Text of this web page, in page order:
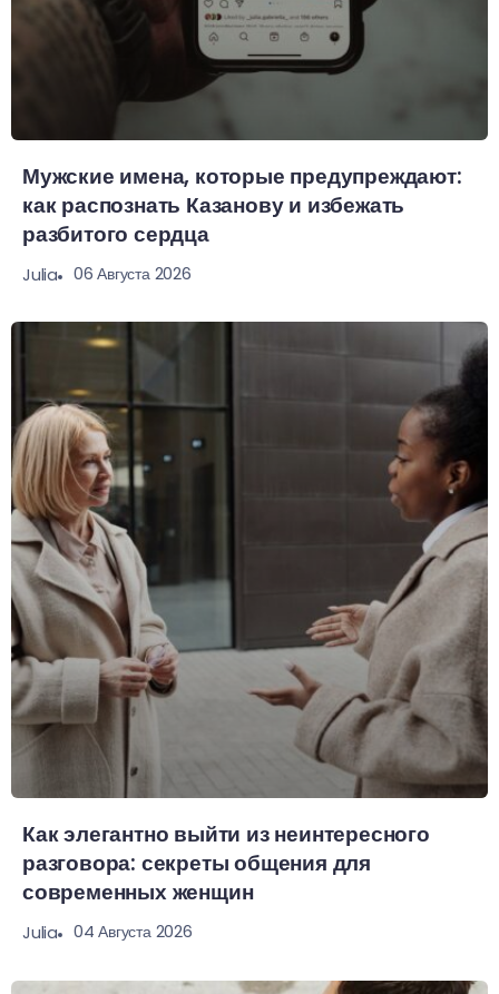
Мужские имена, которые предупреждают:
как распознать Казанову и избежать
разбитого сердца
Julia 06 Августа 2026
Как элегантно выйти из неинтересного
разговора: секреты общения для
современных женщин
Julia 04 Августа 2026